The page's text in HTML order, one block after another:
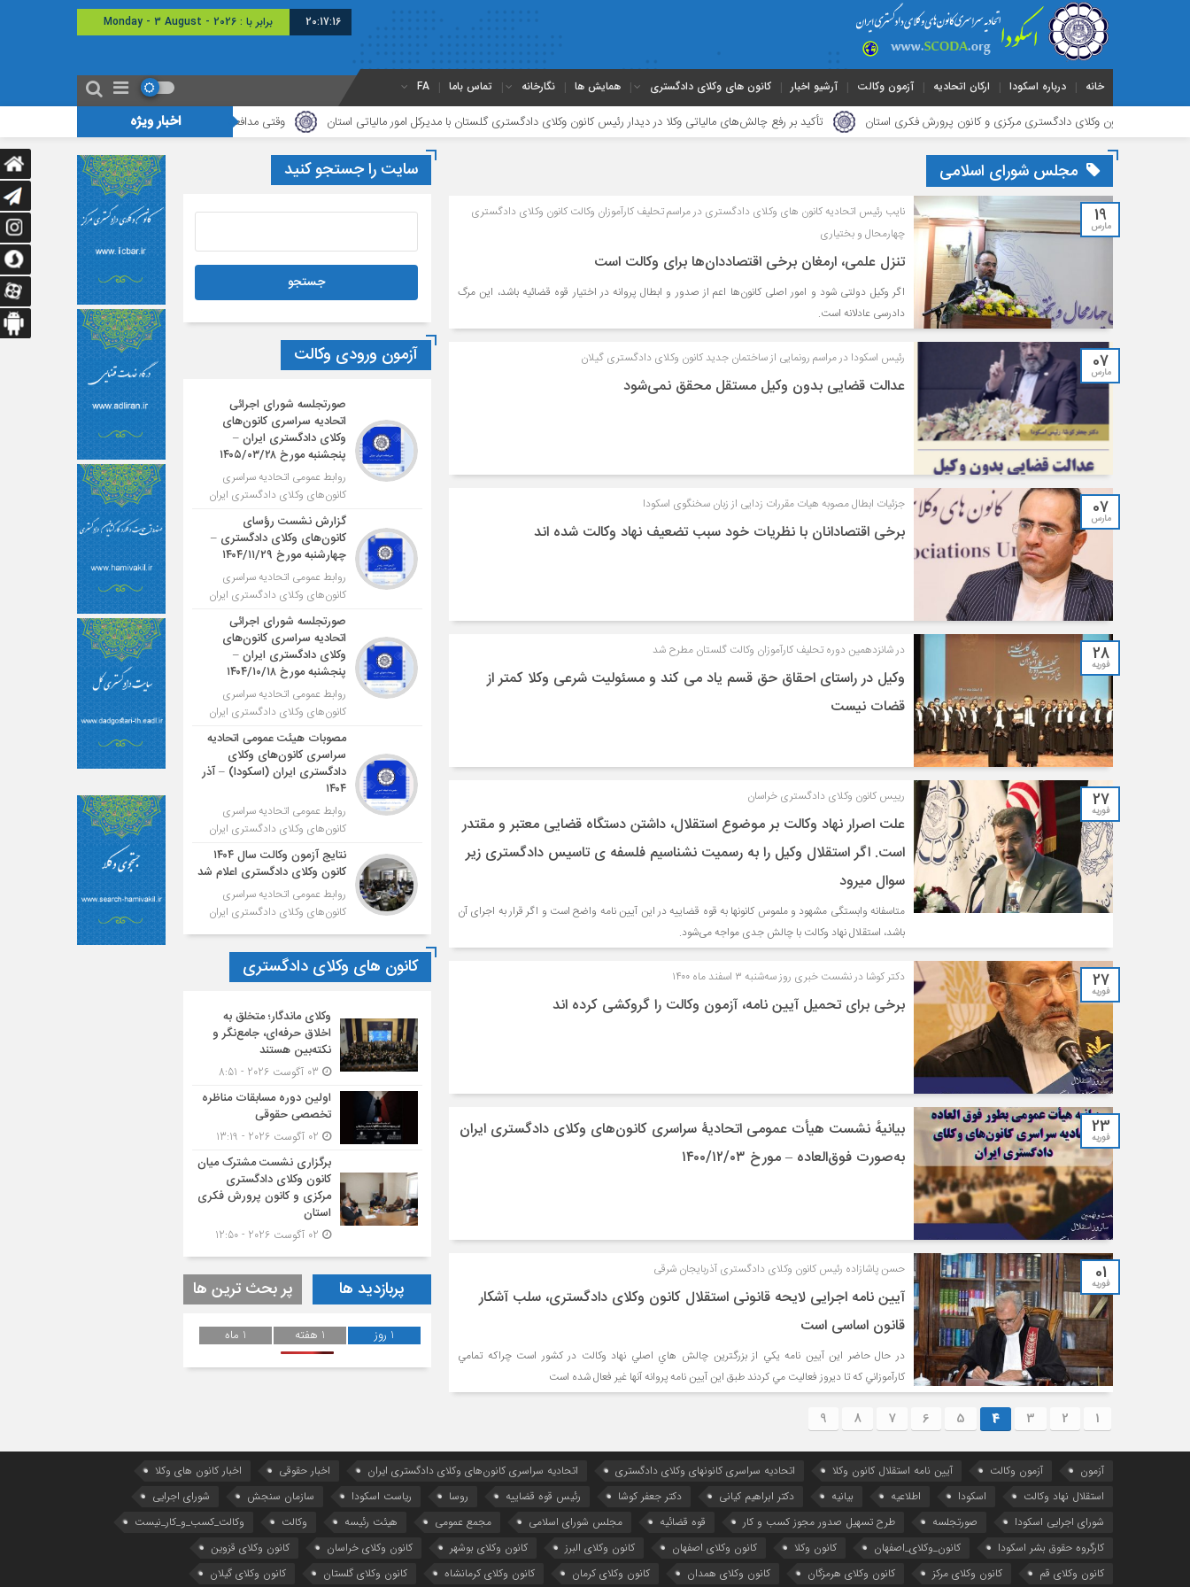
20:17:16 برابر با : Monday - 3 August - 2026
خانه درباره اسکودا ارکان اتحادیه آزمون وکالت آرشیو اخبار کانون های وکلای دادگستری همایش ها نگارخانه تماس باما FA
اخبار ویژه کانون وکلای دادگستری مرکزی و کانون پرورش فکری استان تأکید بر رفع چالش‌های مالیاتی وکلا در دیدار رئیس کانون وکلای دادگستری گلستان با مدیرکل امور مالیاتی استان وقتی مدافعان قانون، خود بی‌دفاع می‌مانند
مجلس شورای اسلامی
19
مارس
نایب رئیس اتحادیه کانون های وکلای دادگستری در مراسم تحلیف کارآموزان وکالت کانون وکلای دادگستری
چهارمحال و بختیاری
تنزل علمی، ارمغان برخی اقتصاددان‌ها برای وکالت است
اگر وکیل دولتی شود و امور اصلی کانون‌ها اعم از صدور و ابطال پروانه در اختیار قوه قضائیه باشد، این مرگ
دادرسی عادلانه است.
07
مارس
رئيس اسكودا در مراسم رونمایی از ساختمان جدید کانون وکلای دادگستری گيلان
عدالت قضایی بدون وکیل مستقل محقق نمی‌شود
07
مارس
جزئیات ابطال مصوبه هیات مقررات زدایی از زبان سخنگوی اسکودا
برخی اقتصادانان با نظریات خود سبب تضعیف نهاد وکالت شده اند
28
فوریه
در شانزدهمین دوره تحلیف کارآموزان وکالت گلستان مطرح شد
وکیل در راستای احقاق حق قسم یاد می کند و مسئولیت شرعی وکلا کمتر از
قضات نیست
27
فوریه
رییس کانون وکلای دادگستری خراسان
علت اصرار نهاد وکالت بر موضوع استقلال، داشتن دستگاه قضایی معتبر و مقتدر
است. اگر استقلال وکیل را به رسمیت نشناسیم فلسفه ­ی تاسیس دادگستری زیر
سوال می­رود
متاسفانه وابستگی مشهود و ملموس کانون­ها به قوه قضاییه در این آیین نامه واضح است و اگر قرار به اجرای آن
باشد، استقلال نهاد وکالت با چالش جدی مواجه می­‌شود.
27
فوریه
دکتر کوشا در نشست خبری روز سه‌شنبه ۳ اسفند ماه ۱۴۰۰
برخی برای تحمیل آیین نامه، آزمون وکالت را گروکشی کرده اند
23
فوریه
بیانیهٔ نشست هیأت عمومی اتحادیۀ سراسری کانون‌های وکلای دادگستری ایران
به‌صورت فوق‌العاده – مورخ ۱۴۰۰/۱۲/۰۳
01
فوریه
حسن پاشازاده رئيس كانون وكلای دادگستری آذربايجان شرقی
آیین نامه اجرایی لایحه قانونی استقلال کانون وکلای دادگستری، سلب آشکار
قانون اساسی است
در حال حاضر اين آيين نامه يكي از بزرگترين چالش هاي اصلي نهاد وكالت در كشور است چراكه تمامي
كارآموزاني كه تا ديروز فعاليت مي كردند طبق اين آيين نامه پروانه آنها غير فعال شده است
1
2
3
4
5
6
7
8
9
سایت را جستجو کنید
آزمون ورودی وکالت
صورتجلسه شورای اجرائی
اتحادیه سراسری کانون‌های
وکلای دادگستری ایران –
پنجشنبه مورخ ۱۴۰۵/۰۳/۲۸
روابط عمومی اتحادیه سراسری
کانون‌های وکلای دادگستری ایران
گزارش نشست رؤسای
کانون‌های وکلای دادگستری –
چهارشنبه مورخ ۱۴۰۴/۱۱/۲۹
روابط عمومی اتحادیه سراسری
کانون‌های وکلای دادگستری ایران
صورتجلسه شورای اجرائی
اتحادیه سراسری کانون‌های
وکلای دادگستری ایران –
پنجشنبه مورخ ۱۴۰۴/۱۰/۱۸
روابط عمومی اتحادیه سراسری
کانون‌های وکلای دادگستری ایران
مصوبات هیئت عمومی اتحادیه
سراسری کانون‌های وکلای
دادگستری ایران (اسکودا) – آذر
۱۴۰۴
روابط عمومی اتحادیه سراسری
کانون‌های وکلای دادگستری ایران
نتایج آزمون وکالت سال ۱۴۰۴
کانون وکلای دادگستری اعلام شد
روابط عمومی اتحادیه سراسری
کانون‌های وکلای دادگستری ایران
کانون های وکلای دادگستری
وکلای ماندگار؛ متخلق به
اخلاق حرفه‌ای، جامع‌نگر و
نکته‌بین هستند
اولین دوره مسابقات مناظره
تخصصی حقوقی
برگزاری نشست مشترک میان
کانون وکلای دادگستری
مرکزی و کانون پرورش فکری
استان
پربازدید ها پر بحث ترین ها
1 روز 1 هفته 1 ماه
آزمون آزمون وکالت آیین ‌نامه استقلال کانون وکلا اتحادیه سراسری کانونهای وکلای دادگستری اتحادیه سراسری کانون‌های وکلای دادگستری ایران اخبار حقوقی
اخبار کانون های وکلا
استقلال نهاد وکالت
اسکودا اطلاعیه بیانیه دکتر ابراهیم کیانی دکتر جعفر کوشا رئیس قوه قضاییه روسا ریاست اسکودا سازمان سنجش
شورای اجرایی
شورای اجرایی اسکودا
صورتجلسه طرح تسهیل صدور مجوز کسب و کار قوه قضائیه مجلس شورای اسلامی مجمع عمومی هیئت رئیسه وکالت
وکالت_کسب_و_کار_نیست
کارگروه حقوق بشر اسکودا
کانون_وکلای_اصفهان کانون وکلا کانون وکلای اصفهان کانون وکلای البرز کانون وکلای بوشهر کانون وکلای خراسان
کانون وکلای قزوین
کانون وکلای قم
کانون وکلای مرکز کانون وکلای هرمزگان کانون وکلای همدان کانون وکلای کرمان کانون وکلای کرمانشاه کانون وکلای گلستان کانون وکلای گیلان